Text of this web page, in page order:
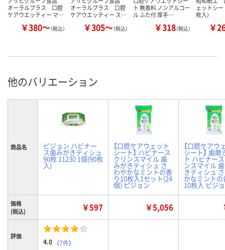
オーラルプラス 口腔
ケアウエッティー マ…
￥380～（税込）
オーラルプラス 口腔
ケアウエッティー ス…
￥305～（税込）
ト 無香料 ノンアルコー
ル ふた付 厚手…
￥318（税込）
ェットシ
枚入）
￥
他のバリエーション
商品名 ピジョン ハビナー
ス歯みがきティシュ
90枚 11230 1個(90枚
入)
【口腔ケアウェット
シート】 ハビナース
クリンスマイル 歯
みがきティシュ さ
わやかなミントの香
り10枚入1セット(24
個) ピジョン
【口腔ケアウ
シート】 歯磨
ト ハビナー
ンスマイル
きティシュ
かなミントの
10枚入 ピジ
価格
(税込)
￥597 ￥5,056
評価
4.0 （7件）